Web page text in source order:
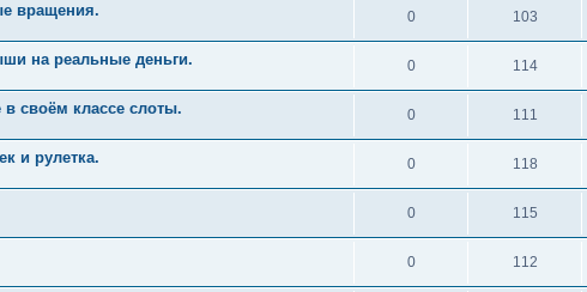
вращения. 0 103
на реальные деньги. 0 114
своём классе слоты. 0 111
и рулетка. 0 118
0 115
0 112